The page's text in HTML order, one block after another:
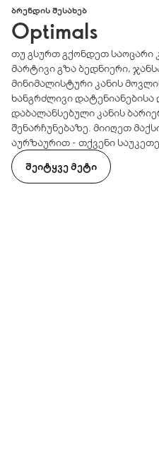
ᲑᲠᲔᲜᲓᲘᲡ ᲨᲔᲡᲐᲮᲔᲑ
Optimals
თუ გსურთ გქონდეთ საოცარი
მარტივი გზა ბედნიერი,
მინიმალისტური კანის
ხანგრძლივი
დაბალანსებული კანის
შენარჩუნებაზე. მიიღეთ
აურზაურით - თქვენი
ᲨᲔᲘᲢᲧᲕᲔ ᲛᲔᲢᲘ